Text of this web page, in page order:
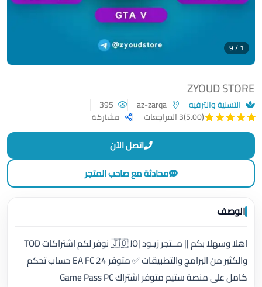
ZYOUD STORE
التسلية والترفيه
(5.00)
3 المراجعات مشاركة
1 / 9
اتصل الآن
محادثة مع صاحب المتجر
الوصف
اهلا وسهلا بكم || مــتجر زيـود |🇯🇴 JO نوفر لكم اشتراكات TOD
والكثير من البرامج والتطبيقات ✅ متوفر EA FC 24 حساب تحكم
كامل على منصة ستيم متوفر اشتراك Game Pass PC